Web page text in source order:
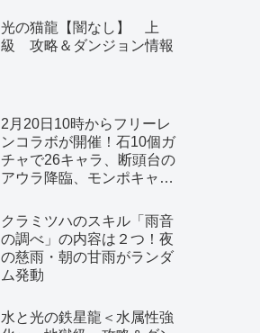
光の猫龍【闇なし】 上
級 攻略＆ダンジョン情報
2月20日10時からフリーレ
ンコラボが開催！石10個ガ
チャで26キャラ、断頭台の
アウラ降臨、モンポキャラ
クラミツハのスキル「雨音
の調べ」の内容は２つ！夜
の慈雨・朝の甘雨がランダ
ム発動
水と光の鉄星龍＜水属性強